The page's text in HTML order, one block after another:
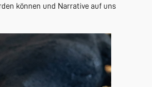
können und Narrative auf uns